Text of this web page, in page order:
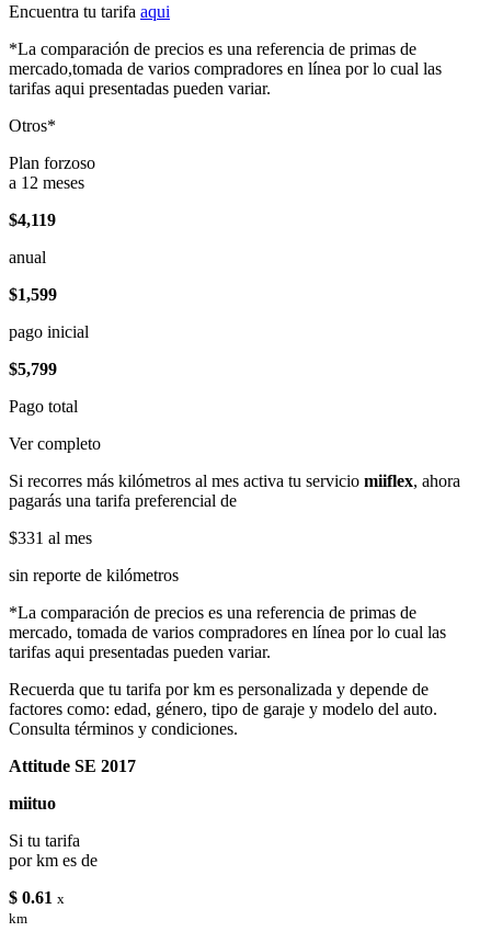
Encuentra tu tarifa aqui
*La comparación de precios es una referencia de primas de
mercado,tomada de varios compradores en línea por lo cual las
tarifas aqui presentadas pueden variar.
Otros*
Plan forzoso
a 12 meses
$4,119
anual
$1,599
pago inicial
$5,799
Pago total
Ver completo
Si recorres más kilómetros al mes activa tu servicio miiflex, ahora
pagarás una tarifa preferencial de
$331 al mes
sin reporte de kilómetros
*La comparación de precios es una referencia de primas de
mercado, tomada de varios compradores en línea por lo cual las
tarifas aqui presentadas pueden variar.
Recuerda que tu tarifa por km es personalizada y depende de
factores como: edad, género, tipo de garaje y modelo del auto.
Consulta términos y condiciones.
Attitude SE 2017
miituo
Si tu tarifa
por km es de
$ 0.61 x
km